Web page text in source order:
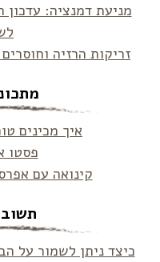
מניעת דמנציה: עדכון
זריקות הרזיה
איך מכינים
פסטו
קינואה עם
כיצד ניתן לשמור על